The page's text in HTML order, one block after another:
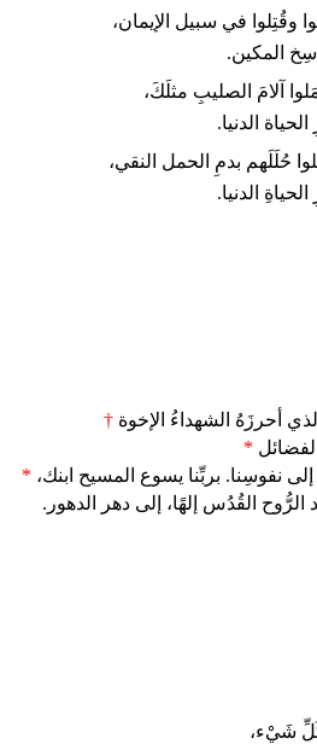
وقُتِلوا في سبيل الإيمان،
المكين.
آلامَ الصليبِ مثلَكَ،
الدنيا.
حُلَلَهم بدمِ الحمل النقي،
الدنيا.
أحرزَهُ الشهداءُ الإخوة †
*
نفوسِنا. بربِّنا يسوع المسيح ابنك، *
الرُّوح القُدُس إلهًا، إلى دهر الدهور.
كُلِّ شَيْء،